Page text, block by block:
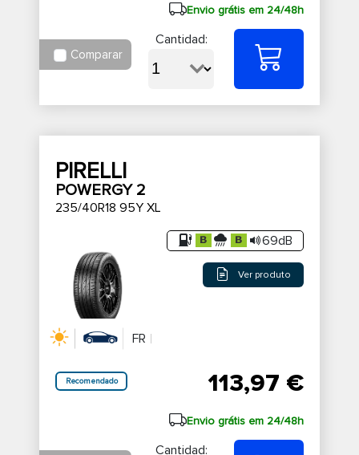
Envio grátis em 24/48h
Comparar
Cantidad:
PIRELLI
POWERGY 2
235/40R18 95Y XL
69dB
Ver produto
FR
Recomendado 113,97 €
Envio grátis em 24/48h
Cantidad: